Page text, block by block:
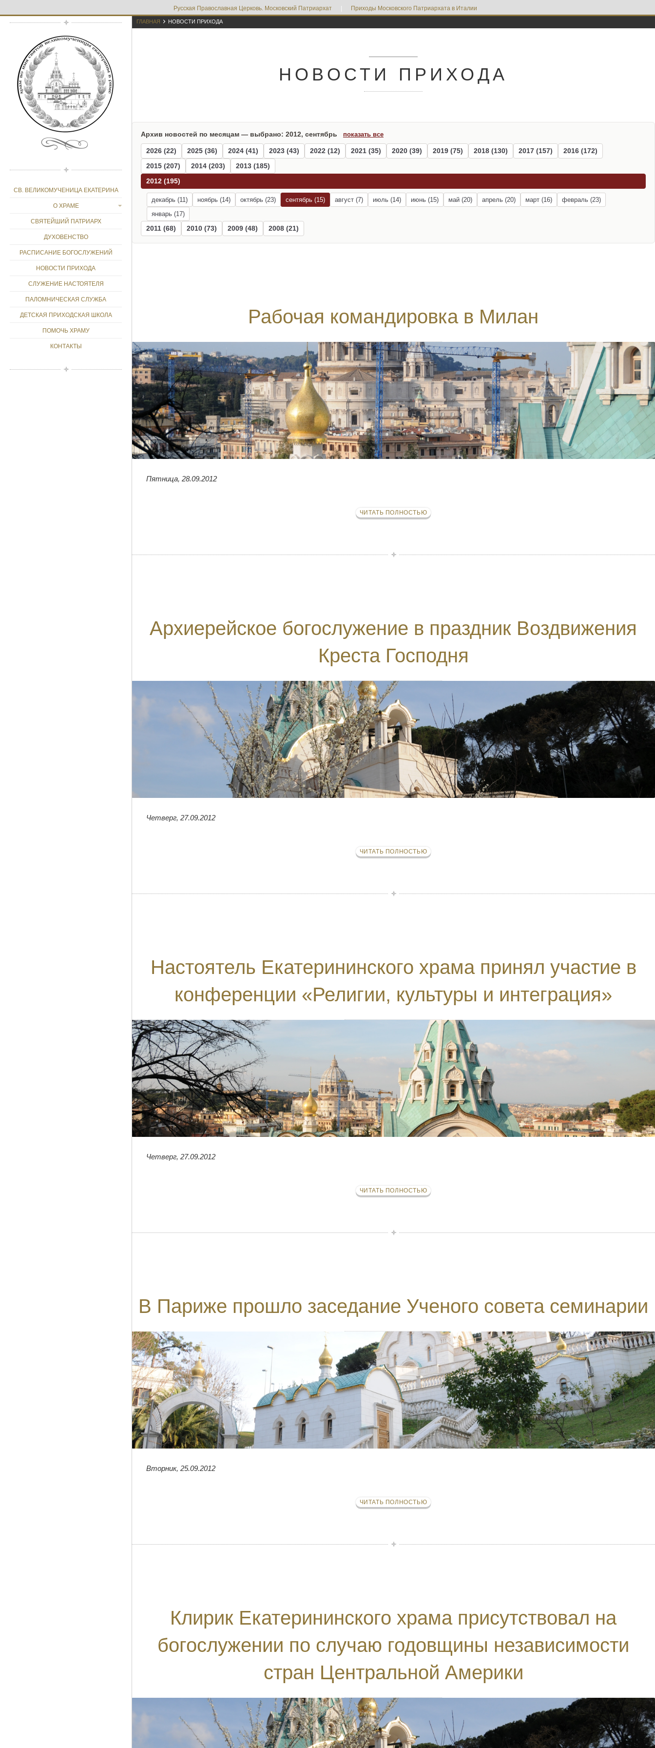
Русская Православная Церковь. Московский Патриархат Приходы Московского Патриархата в Италии
СВ. ВЕЛИКОМУЧЕНИЦА ЕКАТЕРИНА
О ХРАМЕ
СВЯТЕЙШИЙ ПАТРИАРХ
ДУХОВЕНСТВО
РАСПИСАНИЕ БОГОСЛУЖЕНИЙ
НОВОСТИ ПРИХОДА
СЛУЖЕНИЕ НАСТОЯТЕЛЯ
ПАЛОМНИЧЕСКАЯ СЛУЖБА
ДЕТСКАЯ ПРИХОДСКАЯ ШКОЛА
ПОМОЧЬ ХРАМУ
КОНТАКТЫ
ГЛАВНАЯ  НОВОСТИ ПРИХОДА
НОВОСТИ ПРИХОДА
Архив новостей по месяцам — выбрано: 2012, сентябрь показать все
2026 (22) 2025 (36) 2024 (41) 2023 (43) 2022 (12) 2021 (35) 2020 (39) 2019 (75) 2018 (130) 2017 (157)
2016 (172)
2015 (207)
2014 (203)
2013 (185)
2012 (195)
декабрь (11) ноябрь (14) октябрь (23) сентябрь (15) август (7) июль (14) июнь (15) май (20) апрель (20) март (16)
февраль (23)
январь (17)
2011 (68) 2010 (73) 2009 (48) 2008 (21)
Рабочая командировка в Милан
Пятница, 28.09.2012
ЧИТАТЬ ПОЛНОСТЬЮ
Архиерейское богослужение в праздник Воздвижения
Креста Господня
Четверг, 27.09.2012
ЧИТАТЬ ПОЛНОСТЬЮ
Настоятель Екатерининского храма принял участие в
конференции «Религии, культуры и интеграция»
Четверг, 27.09.2012
ЧИТАТЬ ПОЛНОСТЬЮ
В Париже прошло заседание Ученого совета семинарии
Вторник, 25.09.2012
ЧИТАТЬ ПОЛНОСТЬЮ
Клирик Екатерининского храма присутствовал на
богослужении по случаю годовщины независимости
стран Центральной Америки